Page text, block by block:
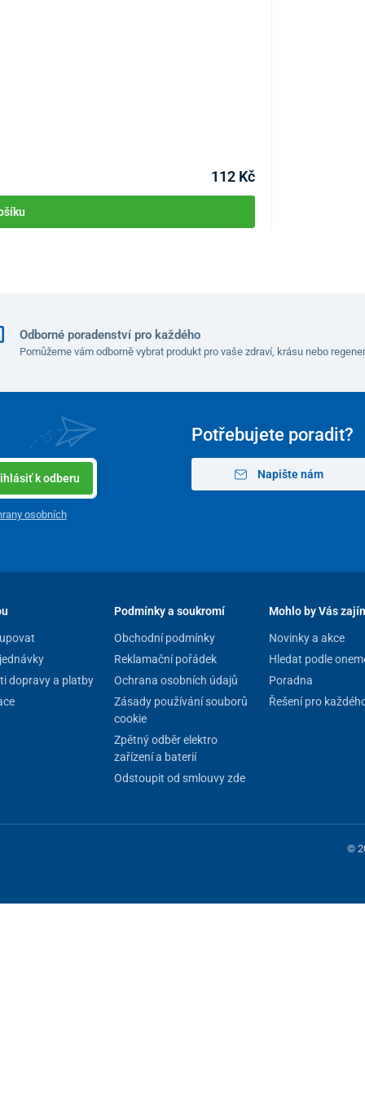
112 Kč
Odborné poradenství pro každého
Pomůžeme vám odborně vybrat produkt pro vaše zdraví, krásu nebo
Potřebujete poradit?
Napište nám
k odberu
osobních
dopravy a platby
Podmínky a soukromí
Obchodní podmínky
Reklamační pořádek
Ochrana osobních údajů
Zásady používání souborů
cookie
Zpětný odběr elektro
zařízení a baterií
Odstoupit od smlouvy zde
Mohlo by Vás
Novinky a akce
Hledat podle
Poradna
Řešení pro
©